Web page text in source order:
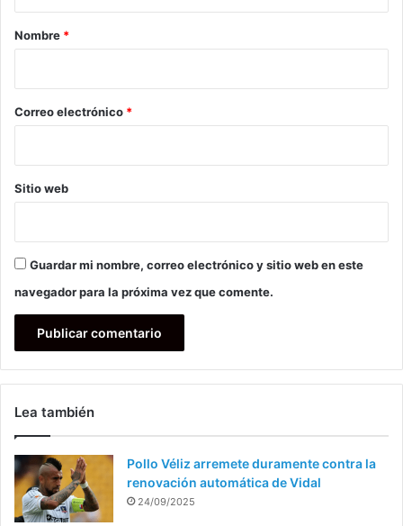
r
*
Nombre *
Correo electrónico *
Sitio web
Guardar mi nombre, correo electrónico y sitio web en este
navegador para la próxima vez que comente.
Lea también
Pollo Véliz arremete duramente contra la
renovación automática de Vidal
24/09/2025